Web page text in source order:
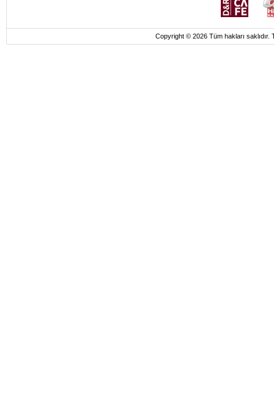
Copyright © 2026 Tüm hakları